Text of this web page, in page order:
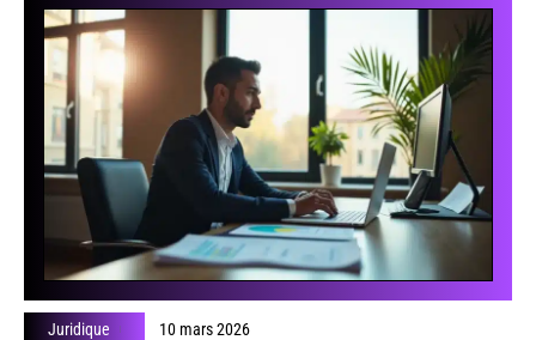
Juridique 10 mars 2026